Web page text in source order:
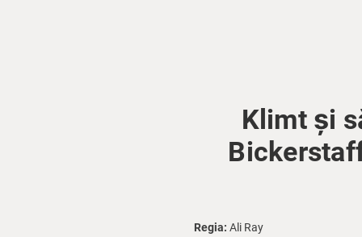
Klimt și
Regia: Ali Ray